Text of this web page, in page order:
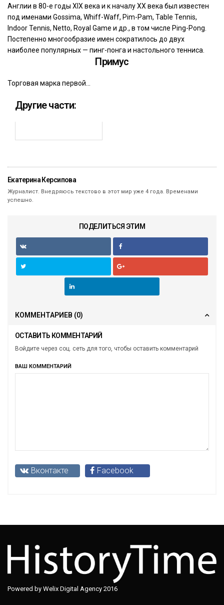
Англии в 80-е годы XIX века и к началу XX века был известен
под именами Gossima, Whiff-Waff, Pim-Pam, Table Tennis,
Indoor Tennis, Netto, Royal Game и др., в том числе Ping-Pong.
Постепенно многообразие имен сократилось до двух
наиболее популярных — пинг-понга и настольного тенниса.
Примус
Торговая марка первой…
Другие части:
Екатерина Керсипова
Журналист. Внедряюсь текстово в этот мир уже 4 года. Временами
успешно.
ПОДЕЛИТЬСЯ ЭТИМ
КОММЕНТАРИЕВ (0)
ОСТАВИТЬ КОММЕНТАРИЙ
Войдите через соц. сеть для того, чтобы оставить комментарий
ВАШ КОММЕНТАРИЙ
Вконтакте Facebook
Powered by Welix Digital Agency 2016